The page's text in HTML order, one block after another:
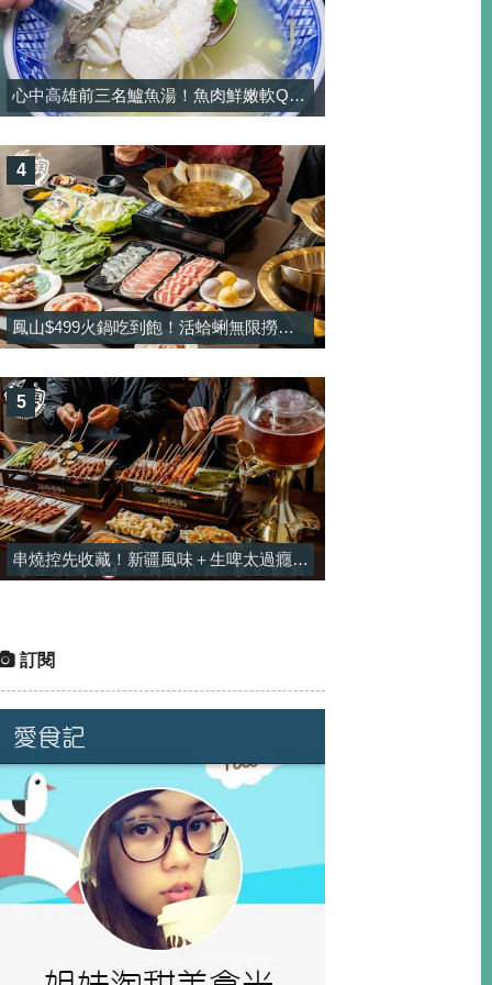
心中高雄前三名鱸魚湯！魚肉鮮嫩軟Q彈，湯頭濃郁純正熬煮！-大港鱸魚湯
鳳山$499火鍋吃到飽！活蛤蜊無限撈＋酸菜魚鍋免加價太佛，甜點還有雪淇冰無限吃-饗禾記
4
串燒控先收藏！新疆風味＋生啤太過癮，一串平均只要$25-酒精烤場
5
訂閱